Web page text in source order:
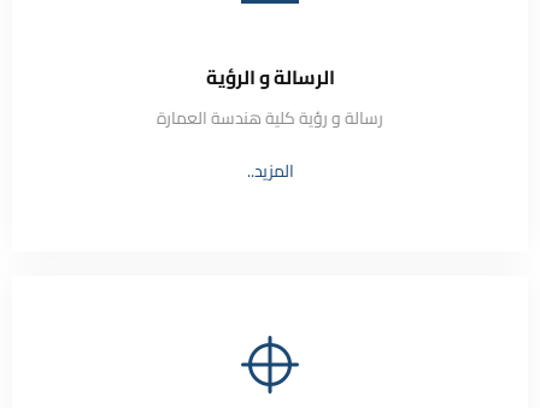
الرسالة و الرؤية
رسالة و رؤية كلية هندسة العمارة
المزيد..